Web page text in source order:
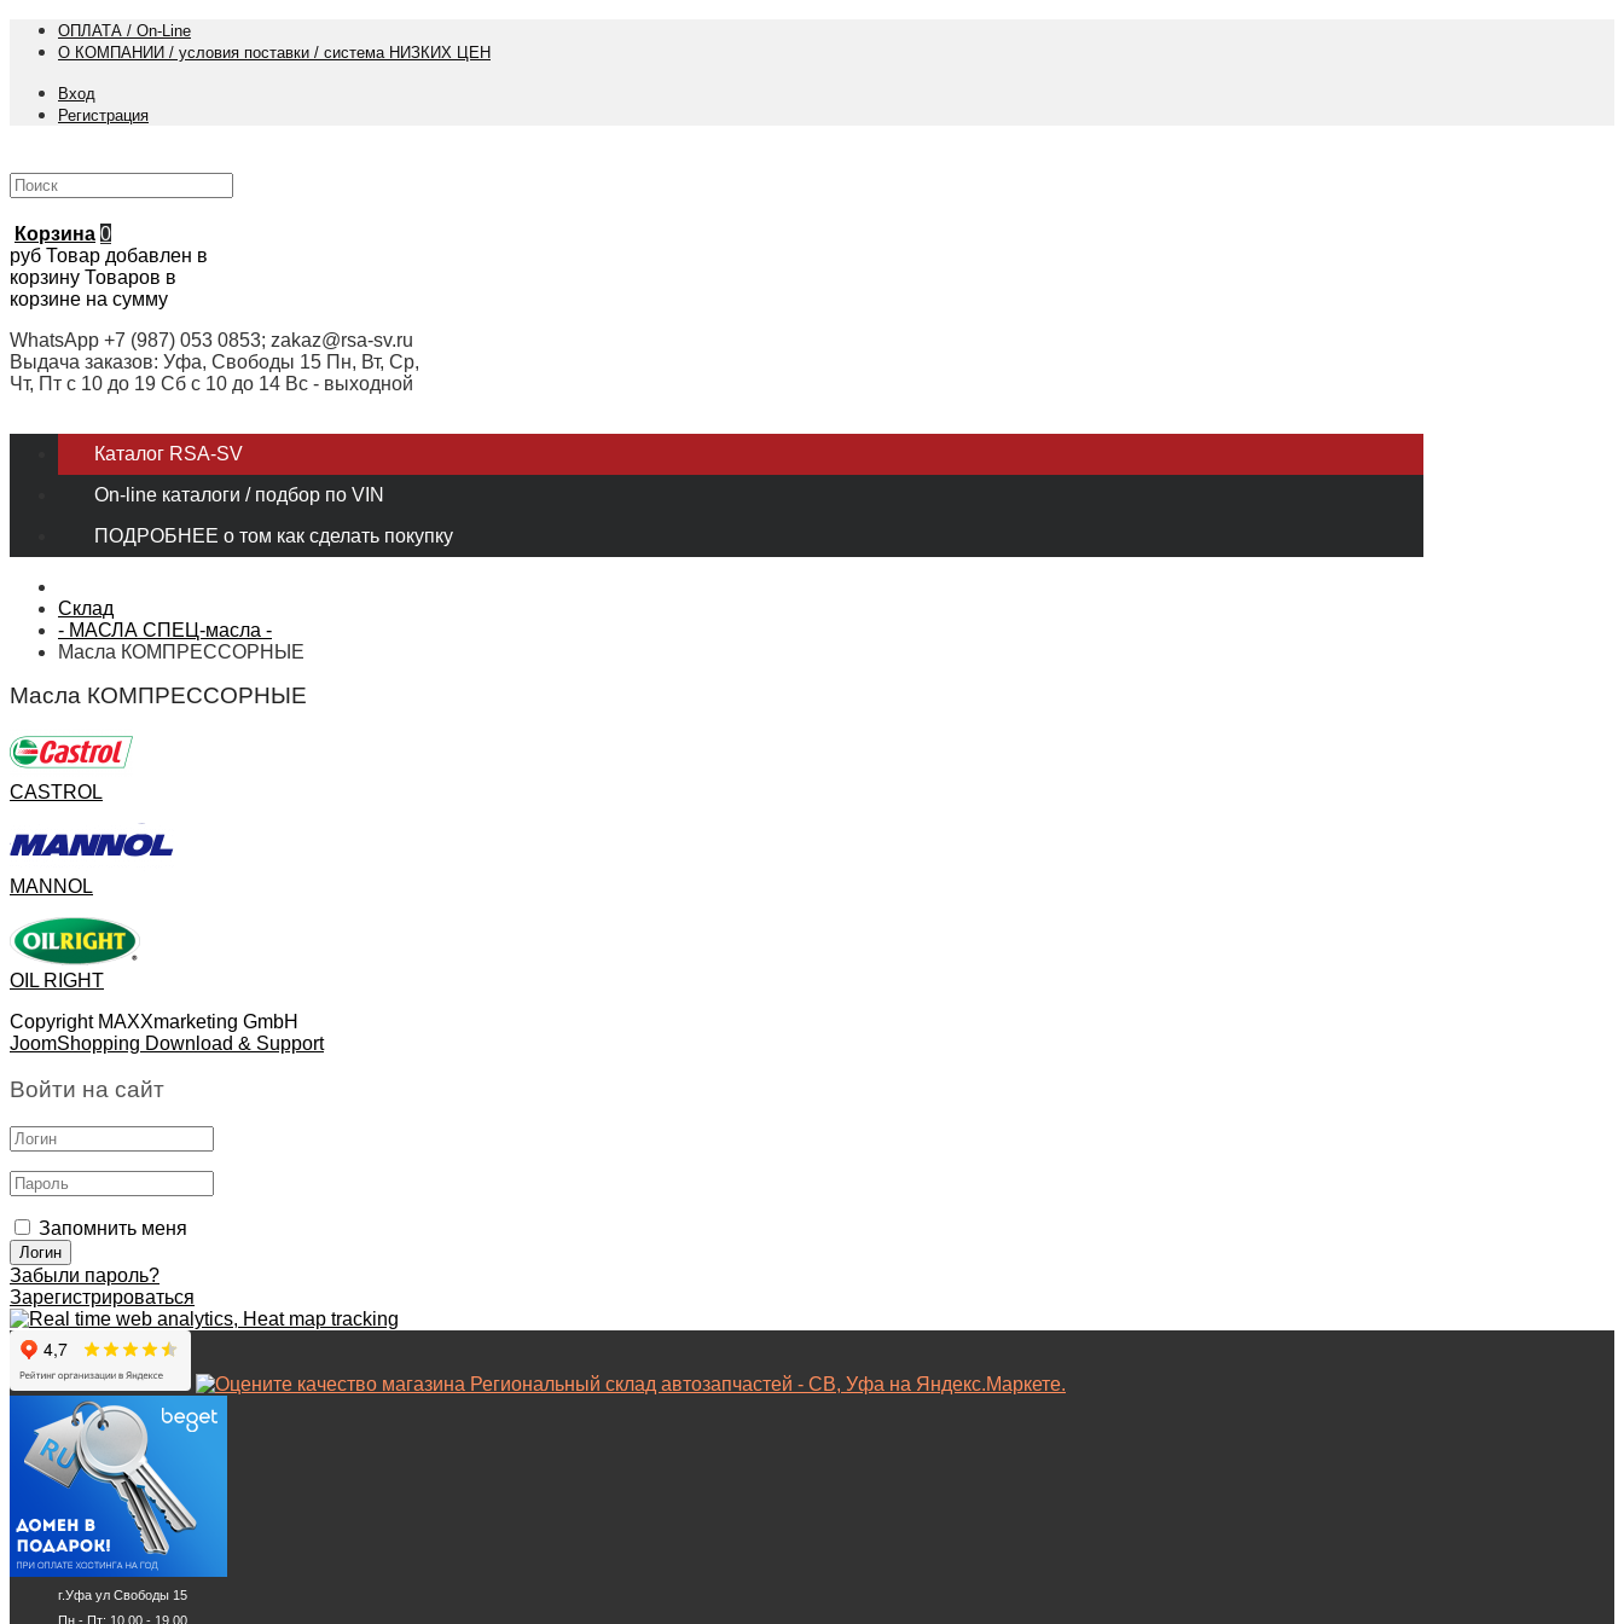
ОПЛАТА / On-Line
О КОМПАНИИ / условия поставки / система НИЗКИХ ЦЕН
Вход
Регистрация
Корзина 0
руб Товар добавлен в
корзину Товаров в
корзине на сумму
WhatsApp +7 (987) 053 0853; zakaz@rsa-sv.ru
Выдача заказов: Уфа, Свободы 15 Пн, Вт, Ср,
Чт, Пт с 10 до 19 Сб с 10 до 14 Вс - выходной
Каталог RSA-SV
On-line каталоги / подбор по VIN
ПОДРОБНЕЕ о том как сделать покупку
Склад
- МАСЛА СПЕЦ-масла -
Масла КОМПРЕССОРНЫЕ
Масла КОМПРЕССОРНЫЕ
CASTROL
MANNOL
OIL RIGHT
Copyright MAXXmarketing GmbH
JoomShopping Download & Support
Войти на сайт
Запомнить меня
Забыли пароль?
Зарегистрироваться
г.Уфа ул Свободы 15
Пн - Пт: 10.00 - 19.00